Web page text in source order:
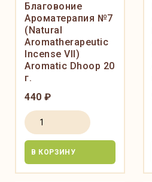
Благовоние
Ароматерапия №7
(Natural
Aromatherapeutic
Incense VII)
Aromatic Dhoop 20
г.
440 ₽
В КОРЗИНУ